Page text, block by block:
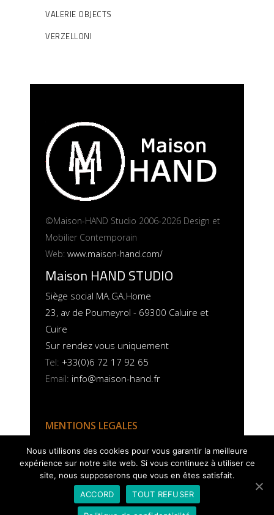
VALERIE OBJECTS
VERZELLONI
©Maison-HAND Studio 2006-2026 Design et
Mobilier Contemporain
Web: www.maison-hand.com/
Maison HAND STUDIO
Siège social MA.GA.Home
23, av de Poumeyrol - 69300 Caluire et
Cuire
Sur rendez vous uniquement
Tel: +33(0)6 72 17 92 65
Email: info@maison-hand.fr
MENTIONS LEGALES
Nous utilisons des cookies pour vous garantir la meilleure
expérience sur notre site web. Si vous continuez à utiliser ce
site, nous supposerons que vous en êtes satisfait.
ACCORD
TOUT REFUSER